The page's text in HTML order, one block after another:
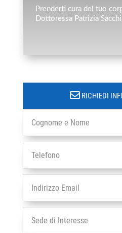
Prenderti cura del tuo
Dottoressa Patrizia
RICHIEDI